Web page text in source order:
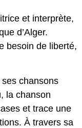
et interprète,
d’Alger.
besoin de liberté,
chansons
la chanson
et trace une
À travers sa